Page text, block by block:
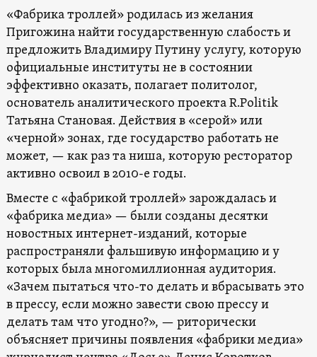
«Фабрика троллей» родилась из желания
Пригожина найти государственную слабость и
предложить Владимиру Путину услугу, которую
официальные институты не в состоянии
эффективно оказать, полагает политолог,
основатель аналитического проекта R.Politik
Татьяна Становая. Действия в «серой» или
«черной» зонах, где государство работать не
может, — как раз та ниша, которую ресторатор
активно освоил в 2010-е годы.
Вместе с «фабрикой троллей» зарождалась и
«фабрика медиа» — были созданы десятки
новостных интернет-изданий, которые
распространяли фальшивую информацию и у
которых была многомиллионная аудитория.
«Зачем пытаться что-то делать и вбрасывать это
в прессу, если можно завести свою прессу и
делать там что угодно?», — риторически
объясняет причины появления «фабрики медиа»